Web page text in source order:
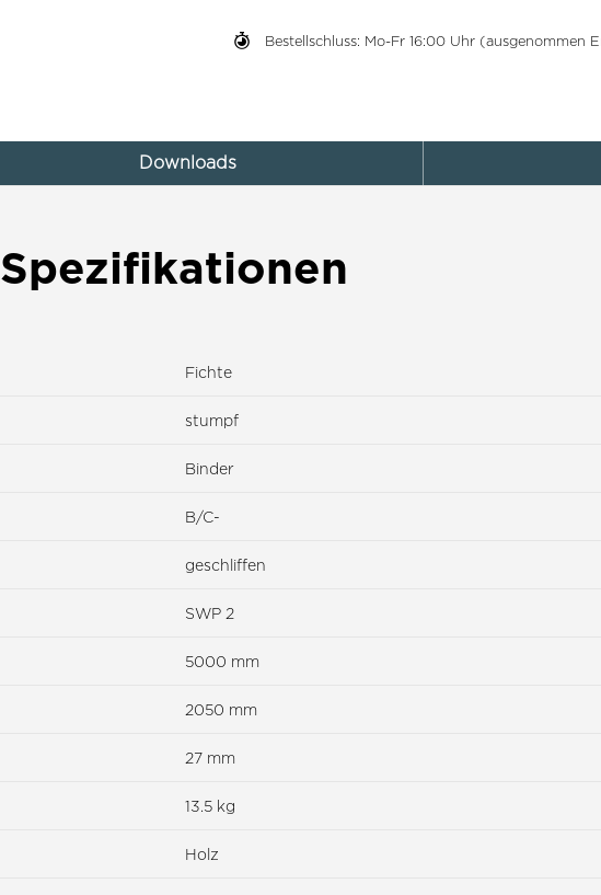
Bestellschluss: Mo-Fr 16:00 Uhr (ausgenommen
Downloads
Spezifikationen
Fichte
stumpf
Binder
B/C-
geschliffen
SWP 2
5000 mm
2050 mm
27 mm
13.5 kg
Holz